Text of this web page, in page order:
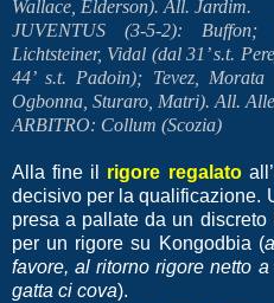
Wallace, Elderson). All. Jardim.
JUVENTUS (3-5-2): Buffon;
Lichtsteiner, Vidal (dal 31’ s.t.
44’ s.t. Padoin); Tevez,
Ogbonna, Sturaro, Matri). All.
ARBITRO: Collum (Scozia)
Alla fine il rigore regalato
decisivo per la qualificazione.
presa a pallate da un
per un rigore su Kongodbia (
favore, al ritorno rigore netto
gatta ci cova).